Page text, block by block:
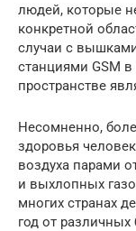
людей, которые
конкретной
случаи с
станциями GSM в
пространстве
Несомненно,
здоровья
воздуха парами
и выхлопных
многих странах
год от